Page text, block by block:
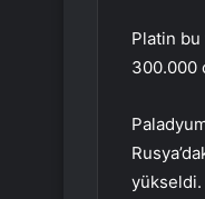
Platin bu
300.000
yükseldi.